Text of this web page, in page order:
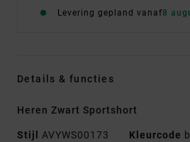
Levering gepland vanaf8
Details & functies
Heren Zwart Sportshort
Stijl AVYWS00173 Kleurcode